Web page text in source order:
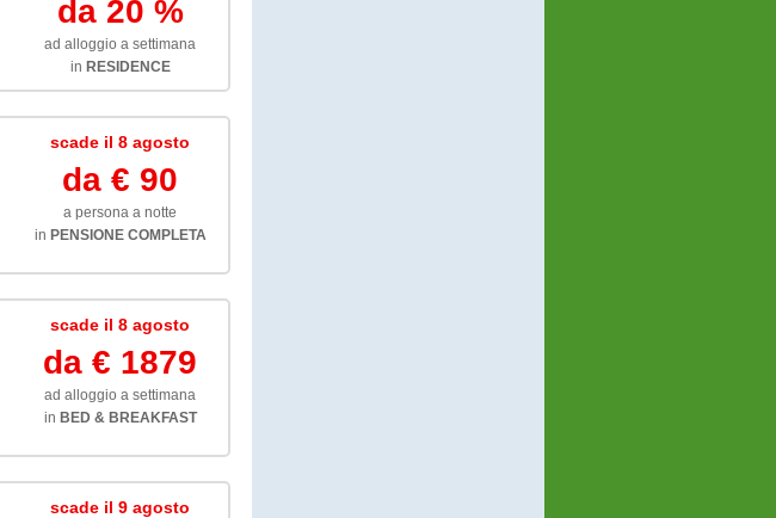
da 20 %
ad alloggio a settimana
in RESIDENCE
scade il 8 agosto
da € 90
a persona a notte
in PENSIONE COMPLETA
scade il 8 agosto
da € 1879
ad alloggio a settimana
in BED & BREAKFAST
scade il 9 agosto